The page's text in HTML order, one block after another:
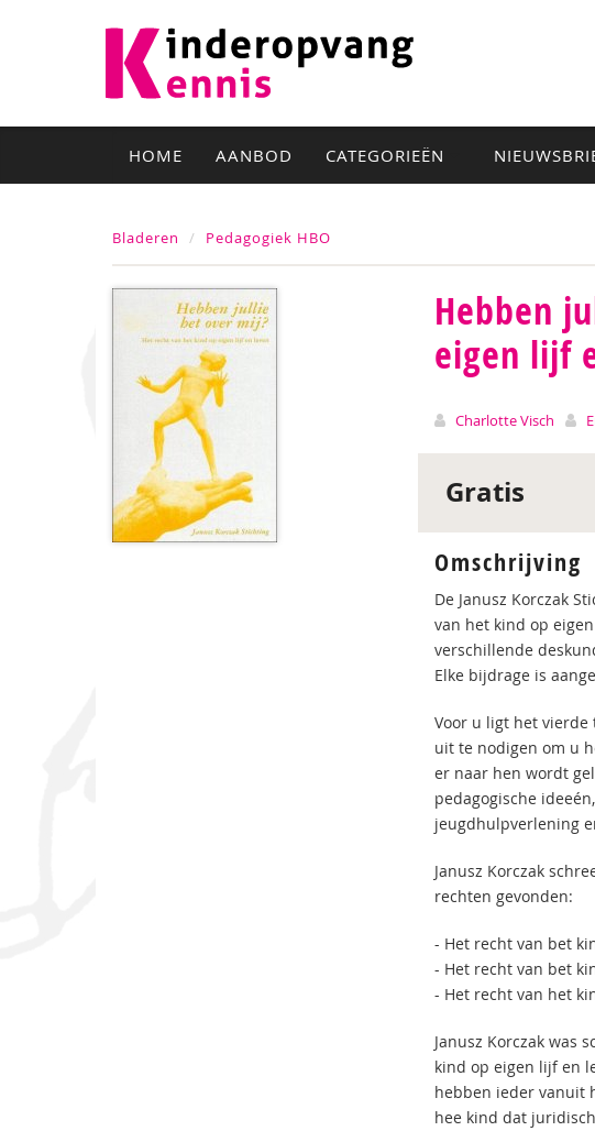
HOME AANBOD CATEGORIEËN
Bladeren Pedagogiek HBO
Hebben
eigen lijf
Charlotte Visch
Gratis
Omschrijving
De Janusz Korczak
van het kind op
verschillende
Elke bijdrage is
Voor u ligt het vierde
uit te nodigen om u
er naar hen wordt
pedagogische
jeugdhulpverlening
Janusz Korczak
rechten gevonden:
- Het recht van bet
- Het recht van bet
- Het recht van het
Janusz Korczak was
kind op eigen lijf en
hebben ieder vanuit
hee kind dat